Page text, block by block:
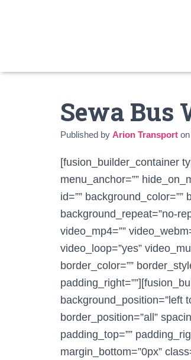
Sewa Bus
Published by Arion Transport on
[fusion_builder_container
menu_anchor=””
id=””
background_repeat=”no-
video_mp4=””
video_loop=”yes”
border_color=””
background_position=”left
border_position=”all”
padding_top=””
margin_bottom=”0px”